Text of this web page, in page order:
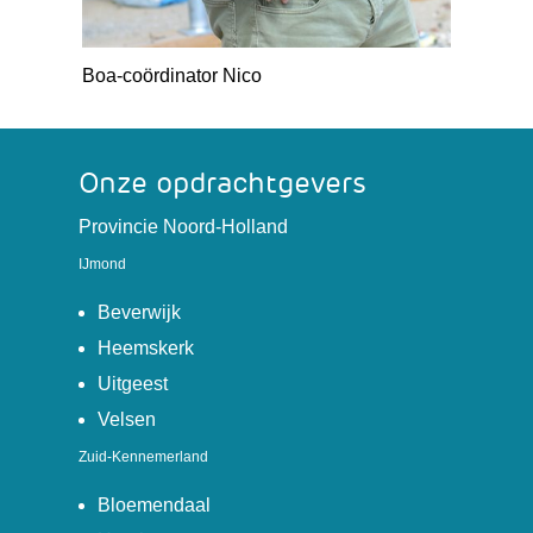
Boa-coördinator Nico
Onze opdrachtgevers
Provincie Noord-Holland(verwijst
IJmond
Beverwijk(verwijst
naar
Heemskerk(verwijst
website)
Uitgeest(verwijst
andere
website)
Velsen(verwijst
naar
andere
Zuid-Kennemerland
Bloemendaal (verwijst